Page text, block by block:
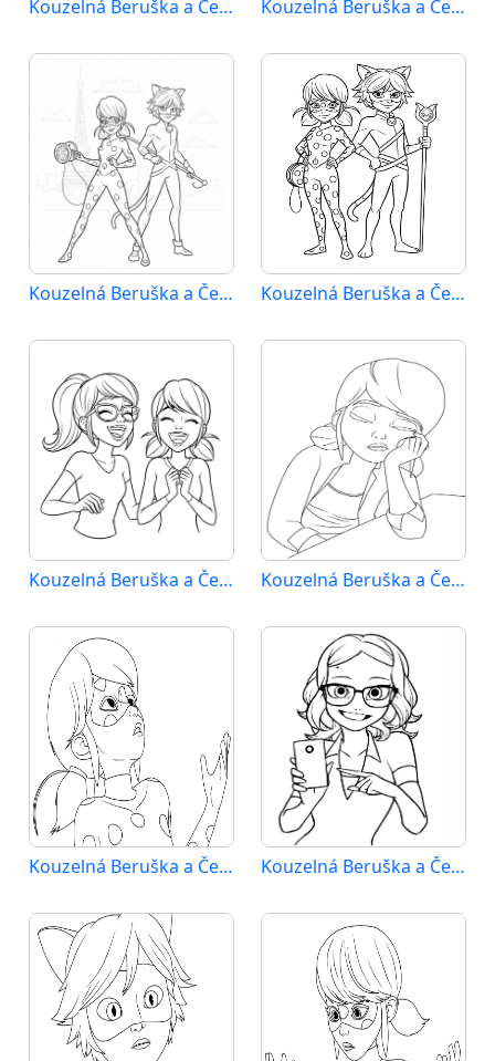
Kouzelná Beruška a Černý Kocour (15) Kouzelná Beruška a Černý Kocour (16)
Kouzelná Beruška a Černý Kocour (17) Kouzelná Beruška a Černý Kocour (18)
Kouzelná Beruška a Černý Kocour (19) Kouzelná Beruška a Černý Kocour (20)
Kouzelná Beruška a Černý Kocour (21) Kouzelná Beruška a Černý Kocour (22)